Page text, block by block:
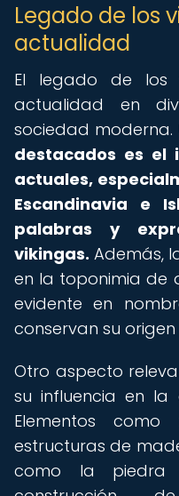
Legado de los
actualidad
El legado de los
actualidad en
sociedad moderna.
destacados es el
actuales,
Escandinavia e
palabras y
vikingas. Además,
en la toponimia de
evidente en
conservan su
Otro aspecto
su influencia en la
Elementos
estructuras de
como la